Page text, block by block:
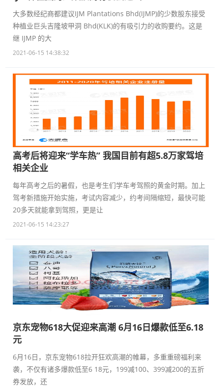
大多数经纪商都建议IJM Plantations Bhd(IJMP)的少数股东接受
种植业巨头吉隆坡甲洞 Bhd(KLK)的有吸引力的收购要约。这是
继 IJMP 的大
2021-06-15 14:38:32
高考后将迎来“学车热” 我国目前有超5.8万家驾培
相关企业
每年高考之后的暑假，也是考生们学车考驾照的黄金时期。加上
驾考新措施开始实施，考试内容减少，约考间隔缩短，最快可能
20多天就能拿到驾照，更是让
2021-06-15 14:23:27
京东宠物618大促迎来高潮 6月16日爆款低至6.18
元
6月16日，京东宠物618拉开狂欢高潮的帷幕，多重重磅福利来
袭，不仅有诸多爆款低至6 18元，199减100、399减200的五折
券发放，还